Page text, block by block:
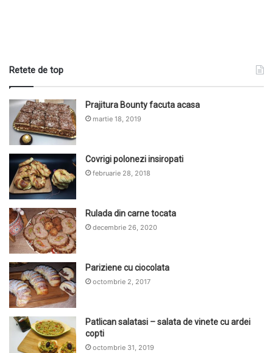
Retete de top
Prajitura Bounty facuta acasa
martie 18, 2019
Covrigi polonezi insiropati
februarie 28, 2018
Rulada din carne tocata
decembrie 26, 2020
Pariziene cu ciocolata
octombrie 2, 2017
Patlican salatasi – salata de vinete cu ardei
copti
octombrie 31, 2019